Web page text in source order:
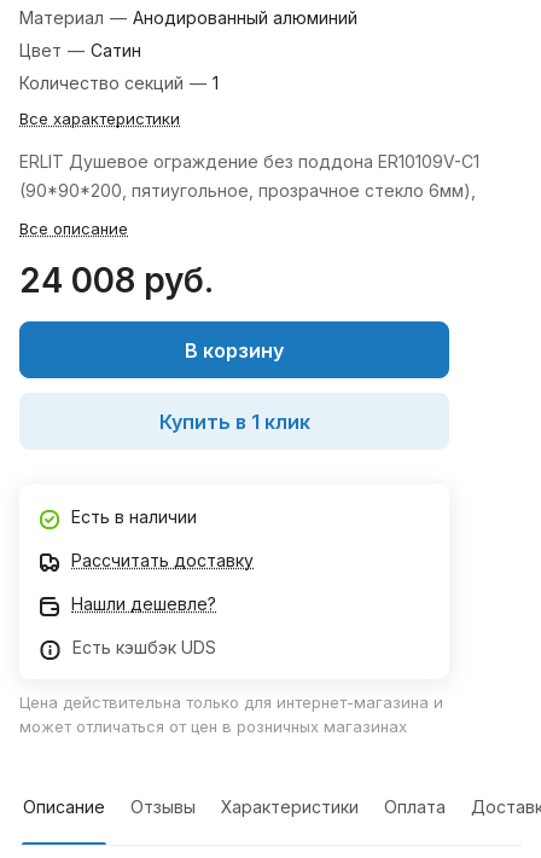
Материал — Анодированный алюминий
Цвет — Сатин
Количество секций — 1
Все характеристики
ERLIT Душевое ограждение без поддона ER10109V-C1
(90*90*200, пятиугольное, прозрачное стекло 6мм),
Все описание
24 008 руб.
В корзину
Купить в 1 клик
Есть в наличии
Рассчитать доставку
Нашли дешевле?
Есть кэшбэк UDS
Цена действительна только для интернет-магазина и
может отличаться от цен в розничных магазинах
Описание Отзывы Характеристики Оплата